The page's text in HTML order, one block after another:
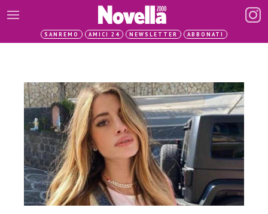
SANREMO AMICI 24 NEWSLETTER ABBONATI